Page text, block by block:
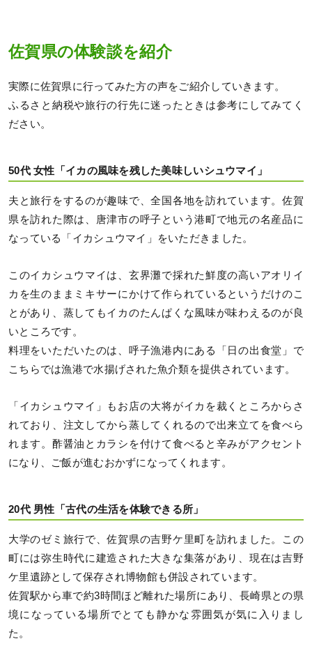
佐賀県の体験談を紹介
実際に佐賀県に行ってみた方の声をご紹介していきます。
ふるさと納税や旅行の行先に迷ったときは参考にしてみてく
ださい。
50代 女性「イカの風味を残した美味しいシュウマイ」
夫と旅行をするのが趣味で、全国各地を訪れています。佐賀
県を訪れた際は、唐津市の呼子という港町で地元の名産品に
なっている「イカシュウマイ」をいただきました。
このイカシュウマイは、玄界灘で採れた鮮度の高いアオリイ
カを生のままミキサーにかけて作られているというだけのこ
とがあり、蒸してもイカのたんぱくな風味が味わえるのが良
いところです。
料理をいただいたのは、呼子漁港内にある「日の出食堂」で
こちらでは漁港で水揚げされた魚介類を提供されています。
「イカシュウマイ」もお店の大将がイカを裁くところからさ
れており、注文してから蒸してくれるので出来立てを食べら
れます。酢醤油とカラシを付けて食べると辛みがアクセント
になり、ご飯が進むおかずになってくれます。
20代 男性「古代の生活を体験できる所」
大学のゼミ旅行で、佐賀県の吉野ケ里町を訪れました。この
町には弥生時代に建造された大きな集落があり、現在は吉野
ケ里遺跡として保存され博物館も併設されています。
佐賀駅から車で約3時間ほど離れた場所にあり、長崎県との県
境になっている場所でとても静かな雰囲気が気に入りまし
た。